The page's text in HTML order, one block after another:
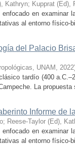
Kathryn; Kupprat (Ed),
en examinar
al entorno físico-
del Palacio
UNAM , 2022
tardío (400
La
Informe de
; Reese-Taylor (Ed),
en examinar
al entorno físico-